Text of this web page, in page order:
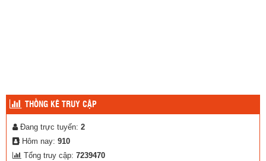
THỐNG KÊ TRUY CẬP
Đang trực tuyến: 2
Hôm nay: 910
Tổng truy cập: 7239470